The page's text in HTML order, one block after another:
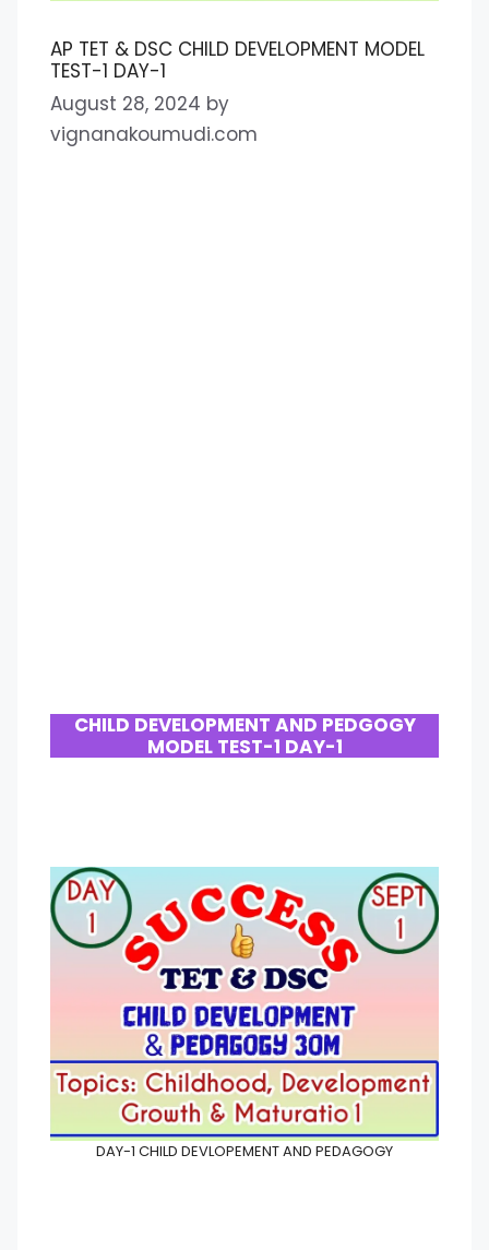
AP TET & DSC CHILD DEVELOPMENT MODEL
TEST-1 DAY-1
August 28, 2024 by
vignanakoumudi.com
CHILD DEVELOPMENT AND PEDGOGY
MODEL TEST-1 DAY-1
DAY-1 CHILD DEVLOPEMENT AND PEDAGOGY